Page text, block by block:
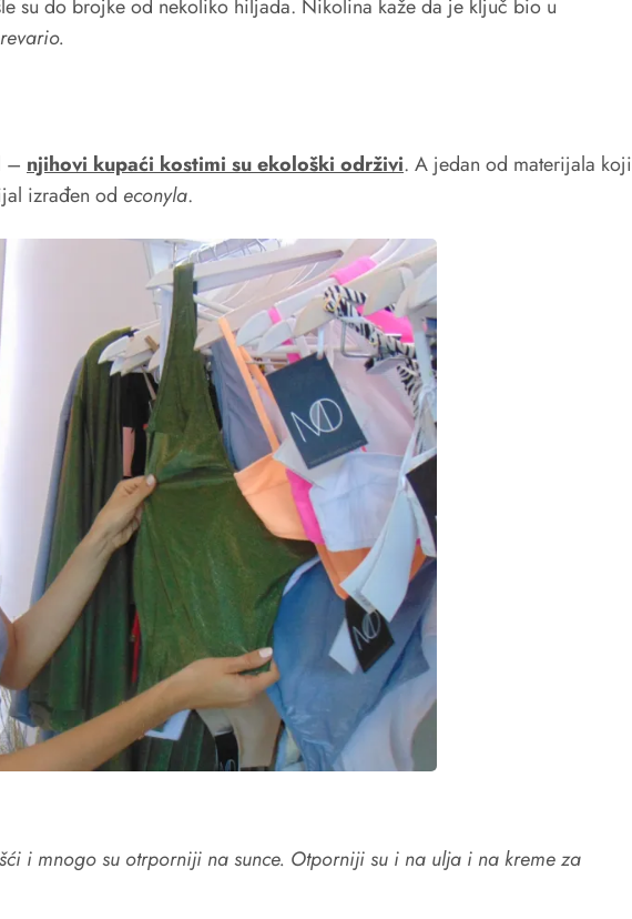
su do brojke od nekoliko hiljada. Nikolina kaže da je ključ bio u
– njihovi kupaći kostimi su ekološki održivi. A jedan od materijala koji
izrađen od econyla.
i mnogo su otrporniji na sunce. Otporniji su i na ulja i na kreme za